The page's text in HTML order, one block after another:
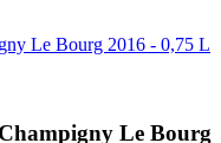
Le Bourg 2016 - 0,75 L
Le Bourg